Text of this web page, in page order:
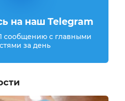
на наш Telegram
сообщению с главными
за день